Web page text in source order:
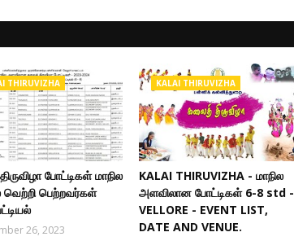
THIRUVIZHA
போட்டிகள் மாநில
பெற்றவர்கள்
26, 2023
KALAI THIRUVIZHA
KALAI THIRUVIZHA - மாநில
அளவிலான போட்டிகள் 6-8 std -
VELLORE - EVENT LIST,
DATE AND VENUE.